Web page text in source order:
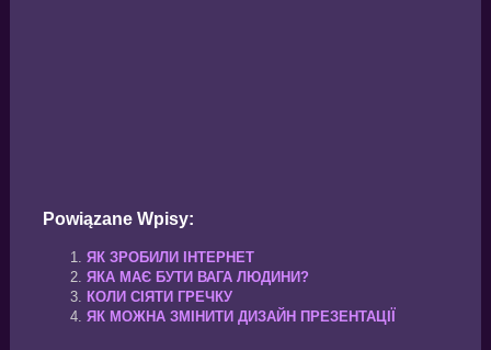
Powiązane Wpisy:
ЯК ЗРОБИЛИ ІНТЕРНЕТ
ЯКА МАЄ БУТИ ВАГА ЛЮДИНИ?
КОЛИ СІЯТИ ГРЕЧКУ
ЯК МОЖНА ЗМІНИТИ ДИЗАЙН ПРЕЗЕНТАЦІЇ